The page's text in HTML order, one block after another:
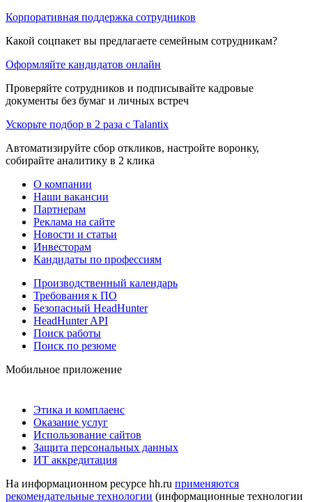
Корпоративная поддержка сотрудников
Какой соцпакет вы предлагаете семейным сотрудникам?
Оформляйте кандидатов онлайн
Проверяйте сотрудников и подписывайте кадровые
документы без бумаг и личных встреч
Ускорьте подбор в 2 раза с Talantix
Автоматизируйте сбор откликов, настройте воронку,
собирайте аналитику в 2 клика
О компании
Наши вакансии
Партнерам
Реклама на сайте
Новости и статьи
Инвесторам
Кандидаты по профессиям
Производственный календарь
Требования к ПО
Безопасный HeadHunter
HeadHunter API
Поиск работы
Поиск по резюме
Мобильное приложение
Этика и комплаенс
Оказание услуг
Использование сайтов
Защита персональных данных
ИТ аккредитация
На информационном ресурсе hh.ru применяются
рекомендательные технологии (информационные технологии